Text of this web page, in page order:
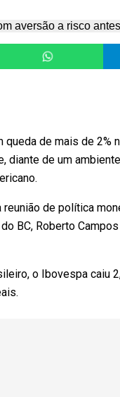
queda de mais de
diante de um
de política
BC, Roberto
o Ibovespa caiu